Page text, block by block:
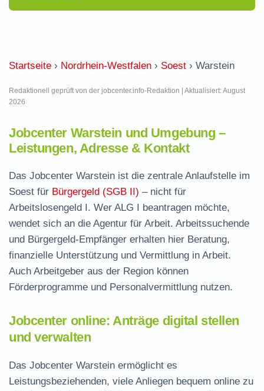
Startseite › Nordrhein-Westfalen › Soest › Warstein
Redaktionell geprüft von der jobcenter.info-Redaktion | Aktualisiert: August
2026
Jobcenter Warstein und Umgebung –
Leistungen, Adresse & Kontakt
Das Jobcenter Warstein ist die zentrale Anlaufstelle im
Soest für Bürgergeld (SGB II) – nicht für
Arbeitslosengeld I. Wer ALG I beantragen möchte,
wendet sich an die Agentur für Arbeit. Arbeitssuchende
und Bürgergeld-Empfänger erhalten hier Beratung,
finanzielle Unterstützung und Vermittlung in Arbeit.
Auch Arbeitgeber aus der Region können
Förderprogramme und Personalvermittlung nutzen.
Jobcenter online: Anträge digital stellen
und verwalten
Das Jobcenter Warstein ermöglicht es
Leistungsbeziehenden, viele Anliegen bequem online zu